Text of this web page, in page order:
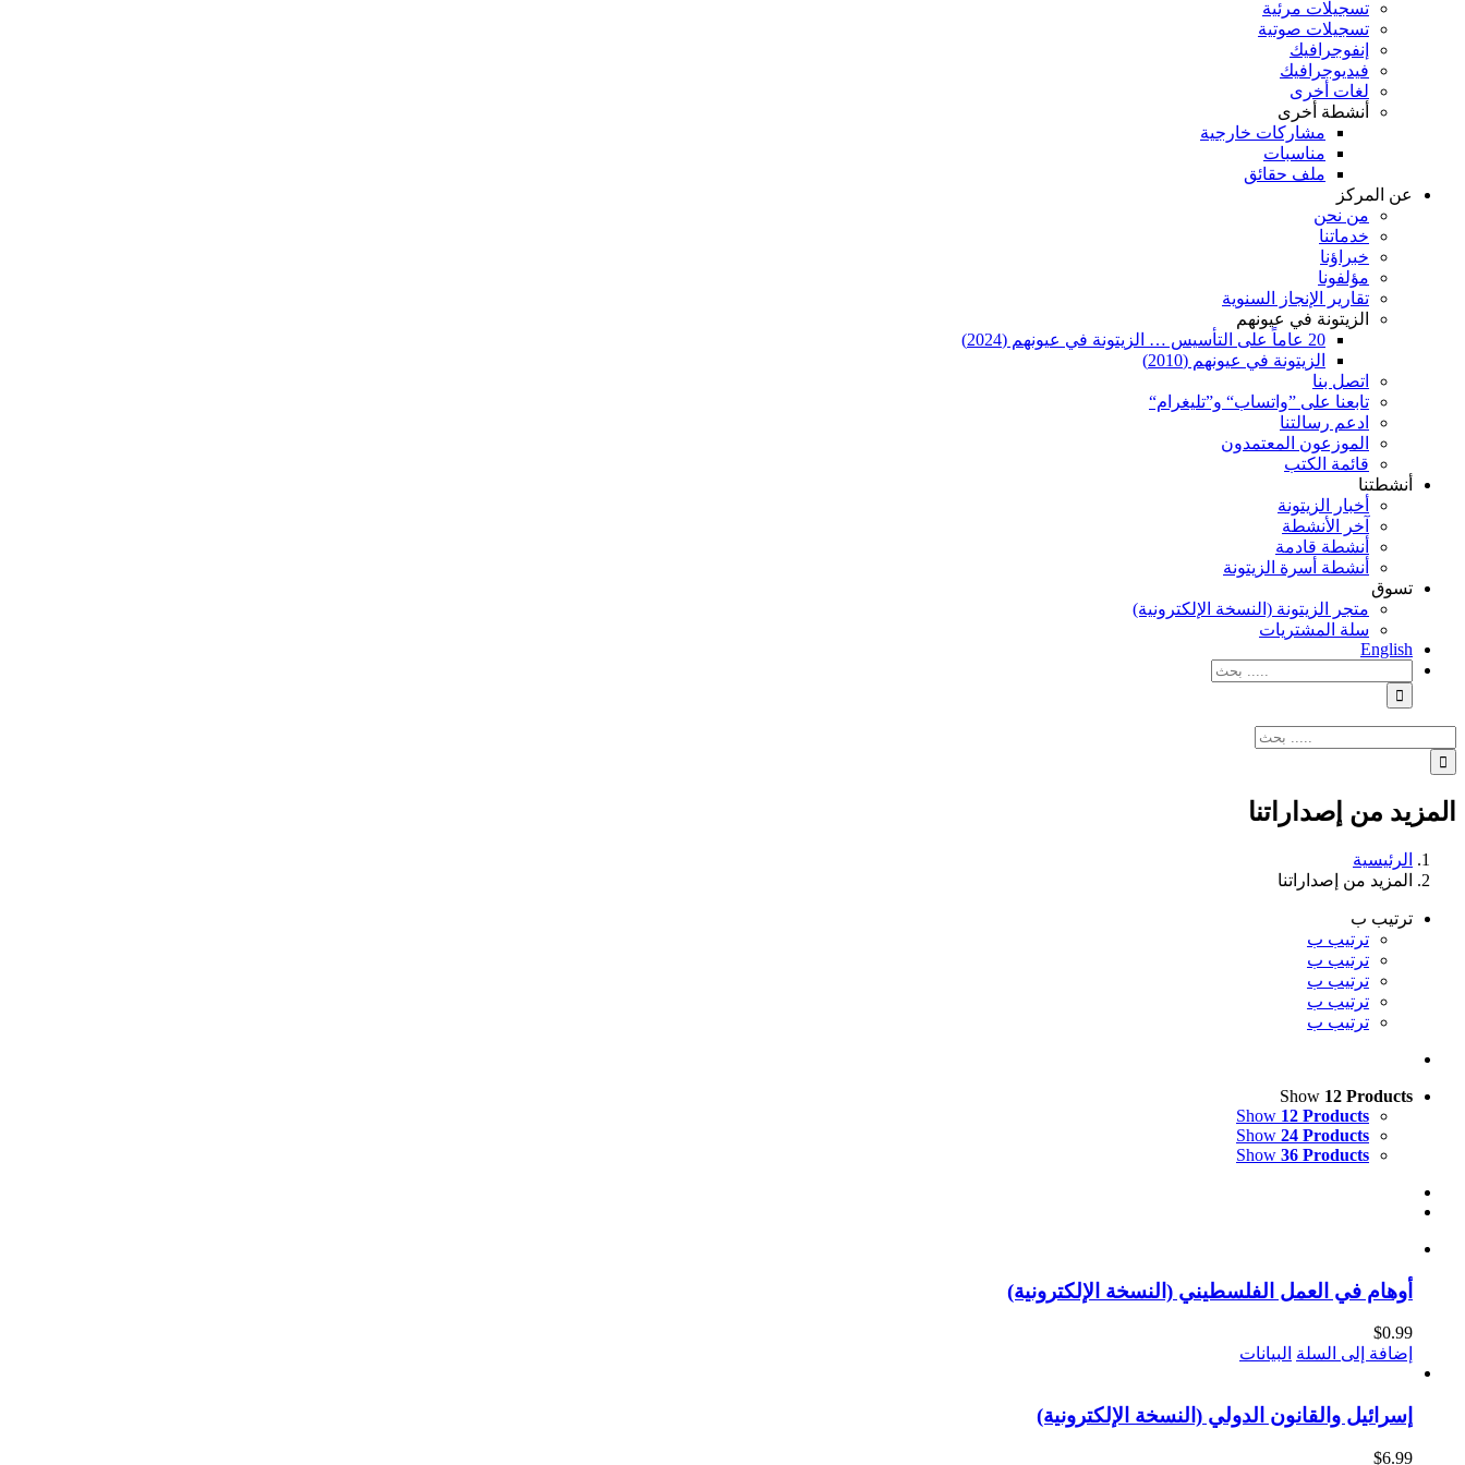
تسجيلات مرئية
تسجيلات صوتية
إنفوجرافيك
فيديوجرافيك
لغات أخرى
أنشطة أخرى
مشاركات خارجية
مناسبات
ملف حقائق
عن المركز
من نحن
خدماتنا
خبراؤنا
مؤلفونا
تقارير الإنجاز السنوية
الزيتونة في عيونهم
20 عاماً على التأسيس … الزيتونة في عيونهم (2024)
الزيتونة في عيونهم (2010)
اتصل بنا
تابعنا على ”واتساب“ و”تليغرام“
ادعم رسالتنا
الموزعون المعتمدون
قائمة الكتب
أنشطتنا
أخبار الزيتونة
آخر الأنشطة
أنشطة قادمة
أنشطة أسرة الزيتونة
تسوق
متجر الزيتونة (النسخة الإلكترونية)
سلة المشتريات
English
البحث
بالنسبة
الي
: البحث
بالنسبة
الي
: المزيد من إصداراتنا
الرئيسية
المزيد من إصداراتنا
ترتيب ب
ترتيب ب
ترتيب ب
ترتيب ب
ترتيب ب
ترتيب ب
Show 12 Products
Show 12 Products
Show 24 Products
Show 36 Products
أوهام في العمل الفلسطيني (النسخة الإلكترونية)
$0.99
إضافة إلى السلة البيانات
إسرائيل والقانون الدولي (النسخة الإلكترونية)
$6.99